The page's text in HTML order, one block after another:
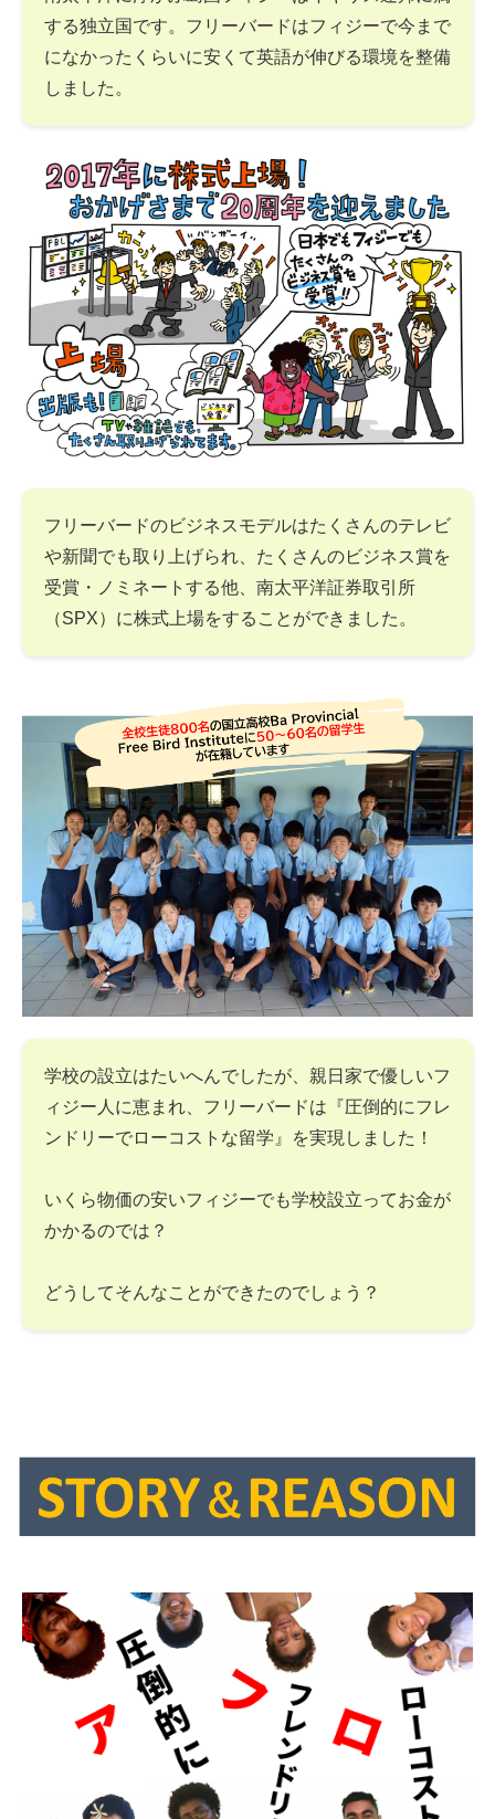
する独立国です。フリーバードはフィジーで今まで
になかったくらいに安くて英語が伸びる環境を整備
しました。
フリーバードのビジネスモデルはたくさんのテレビ
や新聞でも取り上げられ、たくさんのビジネス賞を
受賞・ノミネートする他、南太平洋証券取引所
（SPX）に株式上場をすることができました。
学校の設立はたいへんでしたが、親日家で優しいフ
ィジー人に恵まれ、フリーバードは『圧倒的にフレ
ンドリーでローコストな留学』を実現しました！
いくら物価の安いフィジーでも学校設立ってお金が
かかるのでは？
どうしてそんなことができたのでしょう？